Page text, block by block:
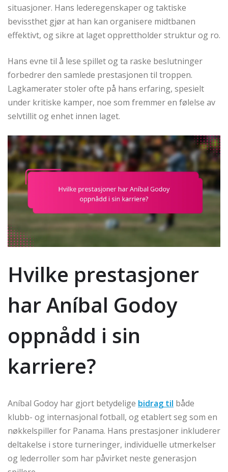
situasjoner. Hans lederegenskaper og taktiske
bevissthet gjør at han kan organisere midtbanen
effektivt, og sikre at laget opprettholder struktur og ro.
Hans evne til å lese spillet og ta raske beslutninger
forbedrer den samlede prestasjonen til troppen.
Lagkamerater stoler ofte på hans erfaring, spesielt
under kritiske kamper, noe som fremmer en følelse av
selvtillit og enhet innen laget.
Hvilke prestasjoner
har Aníbal Godoy
oppnådd i sin
karriere?
Aníbal Godoy har gjort betydelige bidrag til både
klubb- og internasjonal fotball, og etablert seg som en
nøkkelspiller for Panama. Hans prestasjoner inkluderer
deltakelse i store turneringer, individuelle utmerkelser
og lederroller som har påvirket neste generasjon